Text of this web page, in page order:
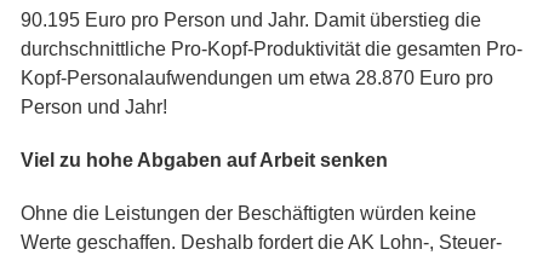
90.195 Euro pro Person und Jahr. Damit überstieg die
durchschnittliche Pro-Kopf-Produktivität die gesamten Pro-
Kopf-Personalaufwendungen um etwa 28.870 Euro pro
Person und Jahr!
Viel zu hohe Abgaben auf Arbeit senken
Ohne die Leistungen der Beschäftigten würden keine
Werte geschaffen. Deshalb fordert die AK Lohn-, Steuer-